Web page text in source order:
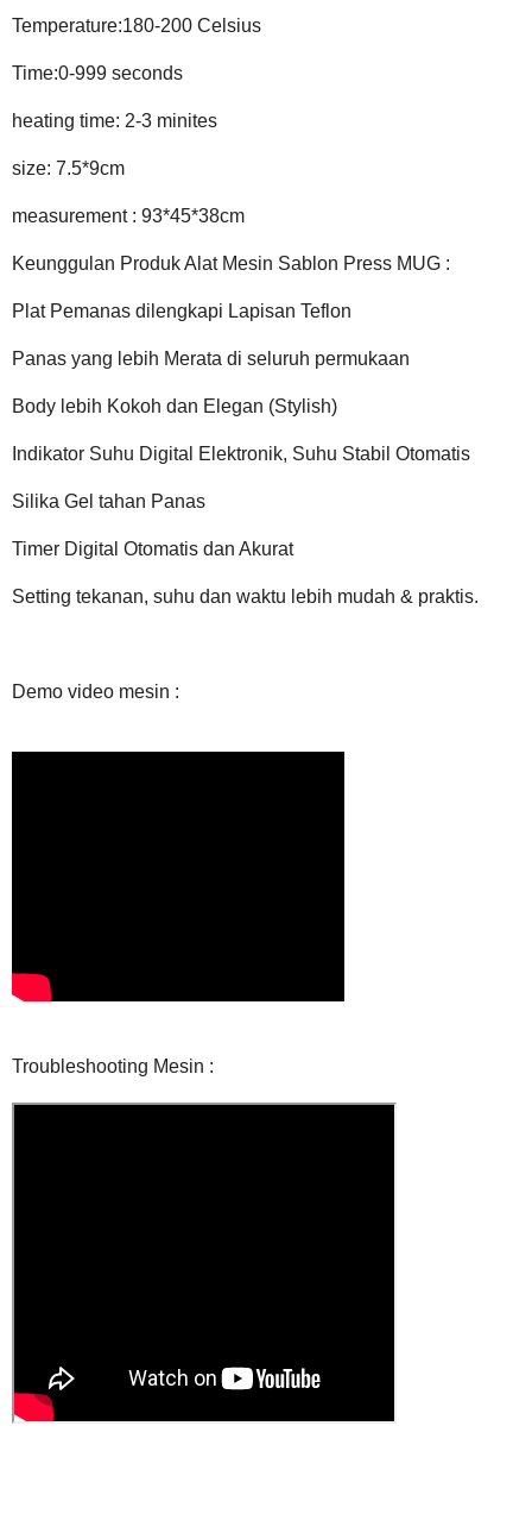
Temperature:180-200 Celsius
Time:0-999 seconds
heating time: 2-3 minites
size: 7.5*9cm
measurement : 93*45*38cm
Keunggulan Produk Alat Mesin Sablon Press MUG :
Plat Pemanas dilengkapi Lapisan Teflon
Panas yang lebih Merata di seluruh permukaan
Body lebih Kokoh dan Elegan (Stylish)
Indikator Suhu Digital Elektronik, Suhu Stabil Otomatis
Silika Gel tahan Panas
Timer Digital Otomatis dan Akurat
Setting tekanan, suhu dan waktu lebih mudah & praktis.
Demo video mesin :
Troubleshooting Mesin :